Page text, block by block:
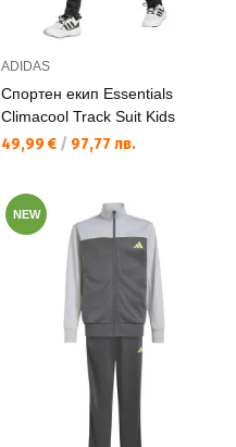
ADIDAS
Спортен екип Essentials
Climacool Track Suit Kids
Текуща цена:
49,99 € / 97,77 лв.
NEW